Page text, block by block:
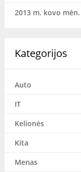
2013 m. kovo mėn.
Kategorijos
Auto
IT
Kelionės
Kita
Menas